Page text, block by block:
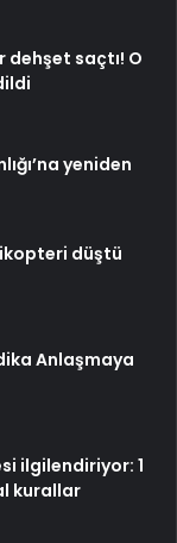
dehşet saçtı! O
yeniden
düştü
Anlaşmaya
ilgilendiriyor: 1
kurallar